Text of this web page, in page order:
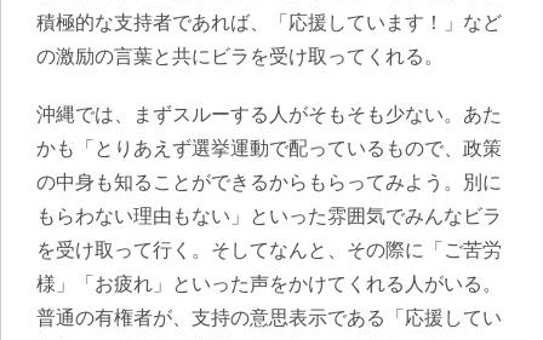
積極的な支持者であれば、「応援しています！」など
の激励の言葉と共にビラを受け取ってくれる。
沖縄では、まずスルーする人がそもそも少ない。あた
かも「とりあえず選挙運動で配っているもので、政策
の中身も知ることができるからもらってみよう。別に
もらわない理由もない」といった雰囲気でみんなビラ
を受け取って行く。そしてなんと、その際に「ご苦労
様」「お疲れ」といった声をかけてくれる人がいる。
普通の有権者が、支持の意思表示である「応援してい